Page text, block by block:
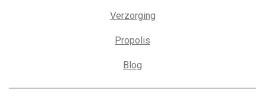
Verzorging
Propolis
Blog